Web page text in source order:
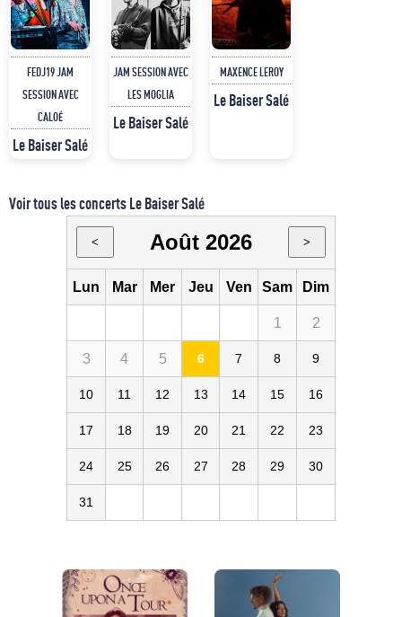
FEDJ19 JAM
SESSION AVEC
CALOÉ
Le Baiser Salé
JAM SESSION AVEC
LES MOGLIA
Le Baiser Salé
MAXENCE LEROY
Le Baiser Salé
Voir tous les concerts Le Baiser Salé
< Août 2026 >
Lun Mar Mer Jeu Ven Sam Dim
1 2
3 4 5 6 7 8 9
10 11 12 13 14 15 16
17 18 19 20 21 22 23
24 25 26 27 28 29 30
31